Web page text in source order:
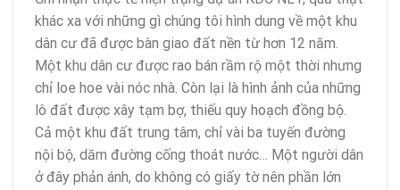
khác xa với những gì chúng tôi hình dung về một khu
dân cư đã được bàn giao đất nền từ hơn 12 năm.
Một khu dân cư được rao bán rầm rộ một thời nhưng
chỉ loe hoe vài nóc nhà. Còn lại là hình ảnh của những
lô đất được xây tạm bợ, thiếu quy hoạch đồng bộ.
Cả một khu đất trung tâm, chỉ vài ba tuyến đường
nội bộ, dăm đường cống thoát nước… Một người dân
ở đây phản ánh, do không có giấy tờ nên phần lớn